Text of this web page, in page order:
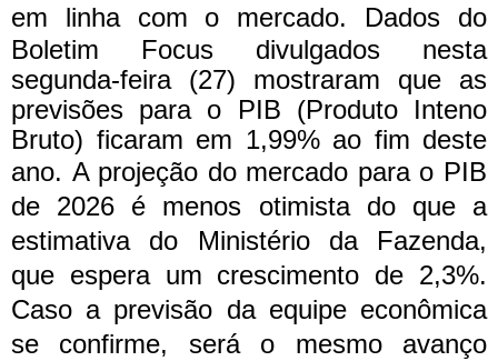
em linha com o mercado. Dados do
Boletim Focus divulgados nesta
segunda-feira (27) mostraram que as
previsões para o PIB (Produto Inteno
Bruto) ficaram em 1,99% ao fim deste
ano. A projeção do mercado para o PIB
de 2026 é menos otimista do que a
estimativa do Ministério da Fazenda,
que espera um crescimento de 2,3%.
Caso a previsão da equipe econômica
se confirme, será o mesmo avanço